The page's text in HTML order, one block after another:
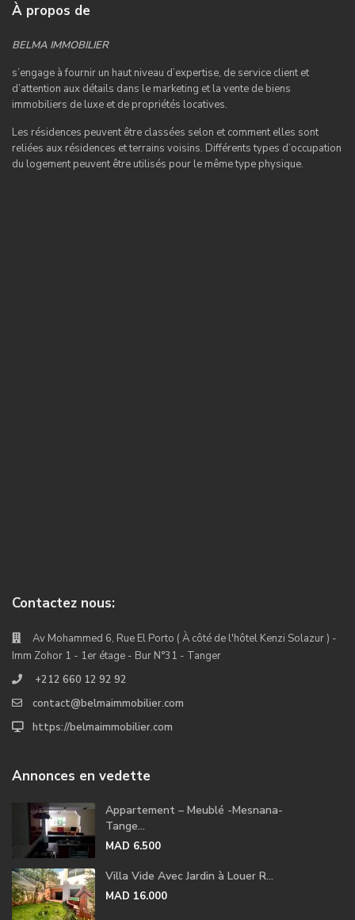
À propos de
BELMA IMMOBILIER
s’engage à fournir un haut niveau d’expertise, de service client et
d’attention aux détails dans le marketing et la vente de biens
immobiliers de luxe et de propriétés locatives.
Les résidences peuvent être classées selon et comment elles sont
reliées aux résidences et terrains voisins. Différents types d’occupation
du logement peuvent être utilisés pour le même type physique.
Contactez nous:
Av Mohammed 6, Rue El Porto ( À côté de l'hôtel Kenzi Solazur ) -
Imm Zohor 1 - 1er étage - Bur N°31 - Tanger
+212 660 12 92 92
contact@belmaimmobilier.com
https://belmaimmobilier.com
Annonces en vedette
Appartement – Meublé -Mesnana-
Tange...
MAD 6.500
Villa Vide Avec Jardin à Louer R...
MAD 16.000